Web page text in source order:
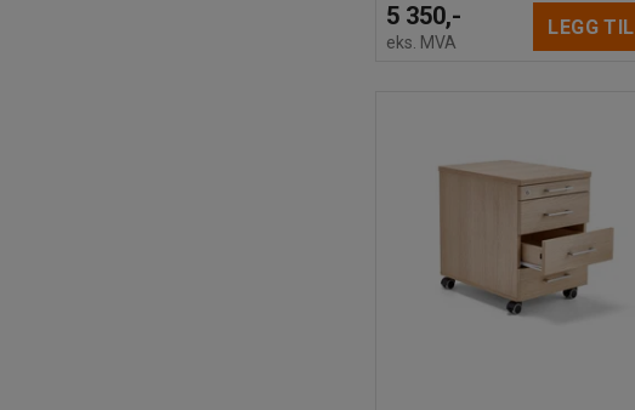
5 350,-
eks. MVA
LEGG TIL